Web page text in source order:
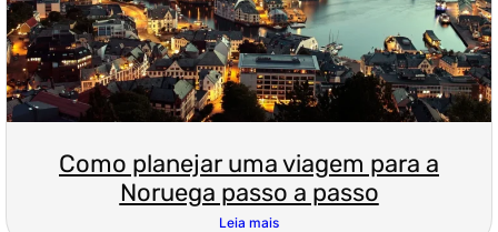
Como planejar uma viagem para a
Noruega passo a passo
Leia mais